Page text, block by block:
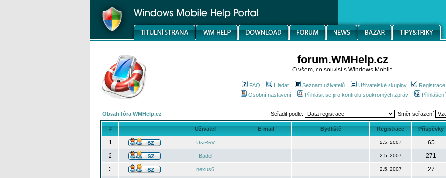
forum.WMHelp.cz
O všem, co souvisí s Windows Mobile
FAQ Hledat Seznam uživatelů Uživatelské skupiny
Registrace
Osobní nastavení
Přihlásit se pro kontrolu soukromých zpráv Přihlášení
Obsah fóra WMHelp.cz Seřadit podle: Směr seřazení
# Uživatel E-mail Bydliště Registrace Příspěvky
1 UsiReV 2.5. 2007
65
2
Badel 2.5. 2007
271
3
nexus6 2.5. 2007
27